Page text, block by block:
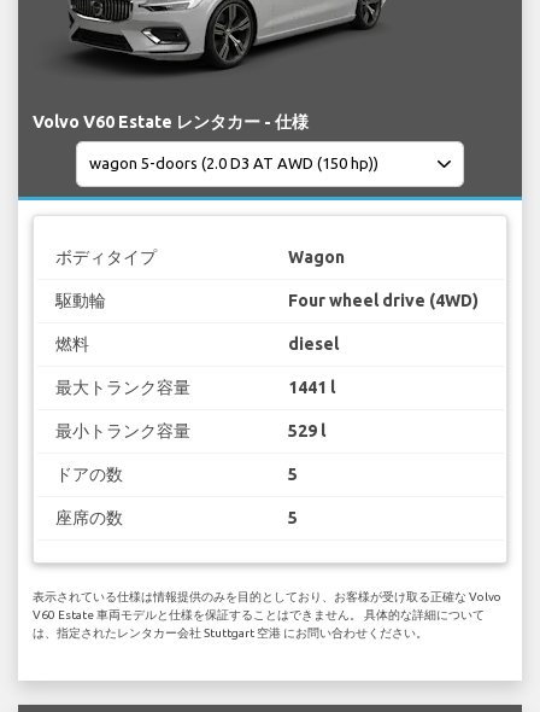
Volvo V60 Estate レンタカー - 仕様
ボディタイプ Wagon
駆動輪 Four wheel drive (4WD)
燃料 diesel
最大トランク容量 1441 l
最小トランク容量 529 l
ドアの数 5
座席の数 5
表示されている仕様は情報提供のみを目的としており、お客様が受け取る正確な Volvo
V60 Estate 車両モデルと仕様を保証することはできません。 具体的な詳細について
は、指定されたレンタカー会社 Stuttgart 空港 にお問い合わせください。